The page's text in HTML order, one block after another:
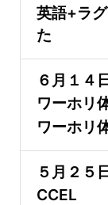
英語+ラ
た
６月１４
ワーホリ
ワーホリ
５月２５
CCEL